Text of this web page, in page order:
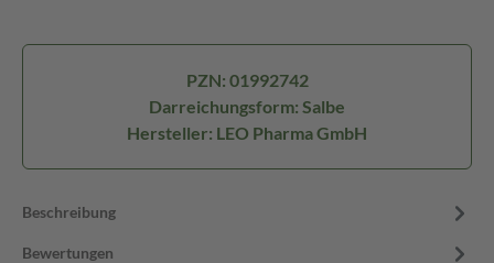
PZN: 01992742
Darreichungsform: Salbe
Hersteller: LEO Pharma GmbH
Beschreibung
Bewertungen